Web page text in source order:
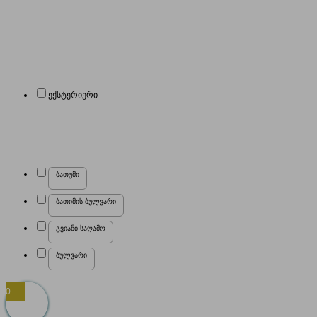
ექსტერიერი
ბათუმი
ბათიმის ბულვარი
გვიანი საღამო
ბულვარი
0